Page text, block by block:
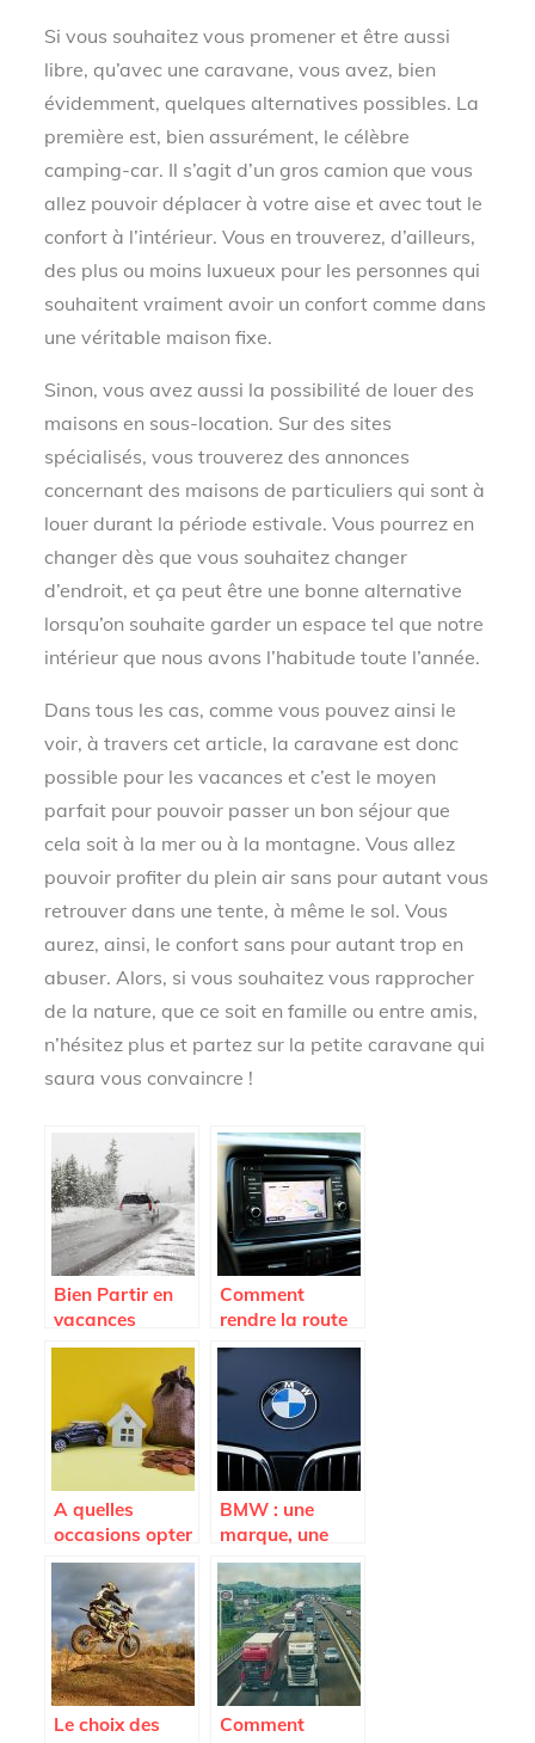
Si vous souhaitez vous promener et être aussi
libre, qu’avec une caravane, vous avez, bien
évidemment, quelques alternatives possibles. La
première est, bien assurément, le célèbre
camping-car. Il s’agit d’un gros camion que vous
allez pouvoir déplacer à votre aise et avec tout le
confort à l’intérieur. Vous en trouverez, d’ailleurs,
des plus ou moins luxueux pour les personnes qui
souhaitent vraiment avoir un confort comme dans
une véritable maison fixe.
Sinon, vous avez aussi la possibilité de louer des
maisons en sous-location. Sur des sites
spécialisés, vous trouverez des annonces
concernant des maisons de particuliers qui sont à
louer durant la période estivale. Vous pourrez en
changer dès que vous souhaitez changer
d’endroit, et ça peut être une bonne alternative
lorsqu’on souhaite garder un espace tel que notre
intérieur que nous avons l’habitude toute l’année.
Dans tous les cas, comme vous pouvez ainsi le
voir, à travers cet article, la caravane est donc
possible pour les vacances et c’est le moyen
parfait pour pouvoir passer un bon séjour que
cela soit à la mer ou à la montagne. Vous allez
pouvoir profiter du plein air sans pour autant vous
retrouver dans une tente, à même le sol. Vous
aurez, ainsi, le confort sans pour autant trop en
abuser. Alors, si vous souhaitez vous rapprocher
de la nature, que ce soit en famille ou entre amis,
n’hésitez plus et partez sur la petite caravane qui
saura vous convaincre !
Bien Partir en
vacances
Comment
rendre la route
agréable ?
A quelles
occasions opter
pour la location
de voiture ?
BMW : une
marque, une
performance
Le choix des
Comment